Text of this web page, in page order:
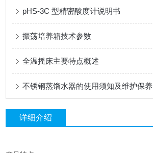
pHS-3C 型精密酸度计说明书
振荡培养箱技术参数
全温摇床主要特点概述
不锈钢蒸馏水器的使用须知及维护保养
详细介绍